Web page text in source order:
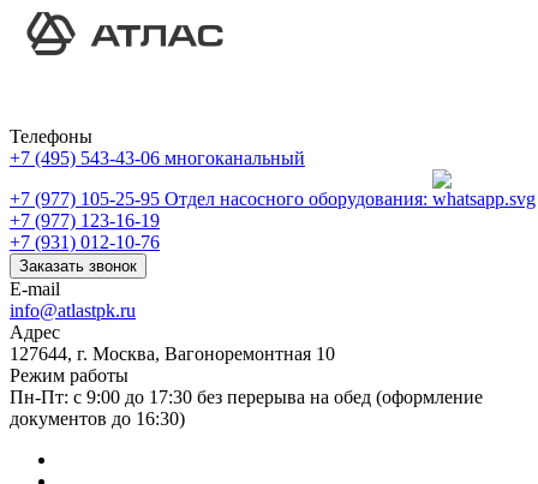
Телефоны
+7 (495) 543-43-06 многоканальный
+7 (977) 105-25-95 Отдел насосного оборудования:
+7 (977) 123-16-19
+7 (931) 012-10-76
Заказать звонок
E-mail
info@atlastpk.ru
Адрес
127644, г. Москва, Вагоноремонтная 10
Режим работы
Пн-Пт: с 9:00 до 17:30 без перерыва на обед (оформление
документов до 16:30)